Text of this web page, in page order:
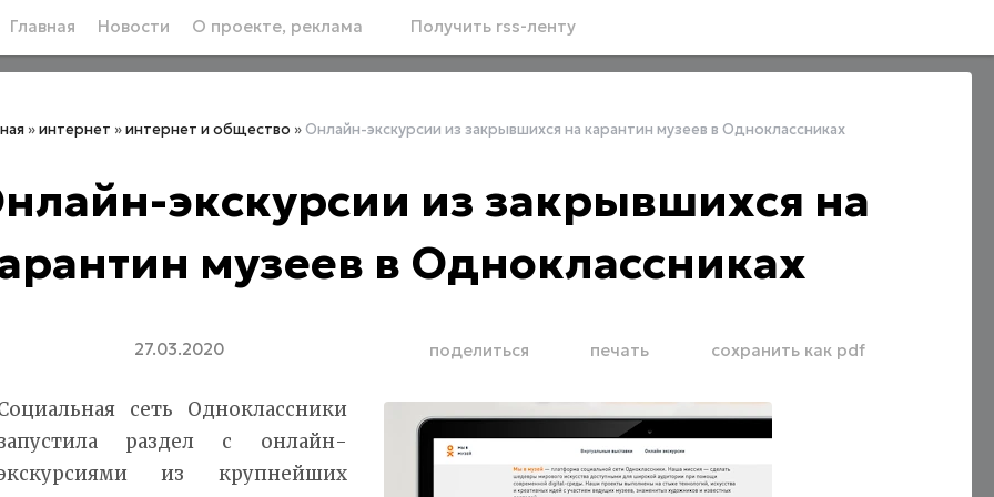
Главная Новости О проекте, реклама Получить rss-ленту
»интернет »интернет и общество »Онлайн-экскурсии из закрывшихся на карантин музеев в Одноклассниках
экскурсии из закрывшихся на
музеев в Одноклассниках
27.03.2020 поделиться печать сохранить как pdf
сеть Одноклассники
раздел с онлайн-
из крупнейших